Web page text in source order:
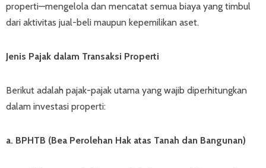
properti—mengelola dan mencatat semua biaya yang timbul
dari aktivitas jual-beli maupun kepemilikan aset.
Jenis Pajak dalam Transaksi Properti
Berikut adalah pajak-pajak utama yang wajib diperhitungkan
dalam investasi properti:
a. BPHTB (Bea Perolehan Hak atas Tanah dan Bangunan)